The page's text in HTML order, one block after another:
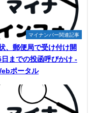
マイナンバー関連記事
、郵便局で受け付け開
日までの投函呼びかけ -
ポータル